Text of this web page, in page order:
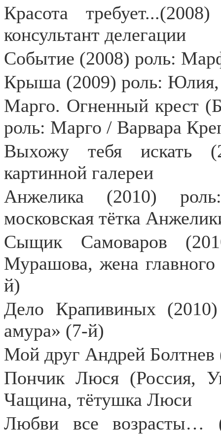
Красота
консультант делегации
Событие (2008) роль:
Крыша (2009) роль: Юлия,
Марго. Огненный крест
роль: Марго / Варвара
Выхожу тебя искать
картинной галереи
Анжелика (2010)
московская тётка
Сыщик Самоваров
Мурашова, жена
й)
Дело Крапивиных
амура» (7-й)
Мой друг Андрей
Пончик Люся (Россия,
Чащина, тётушка Люси
Любви все возрасты…